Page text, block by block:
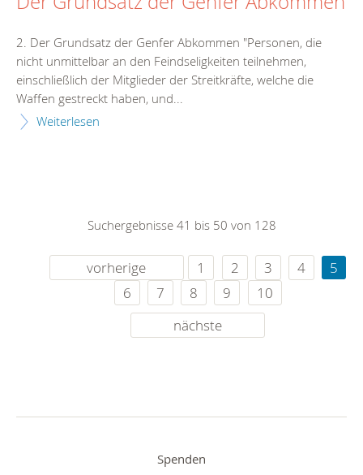
2. Der Grundsatz der Genfer Abkommen "Personen, die
nicht unmittelbar an den Feindseligkeiten teilnehmen,
einschließlich der Mitglieder der Streitkräfte, welche die
Waffen gestreckt haben, und...
Weiterlesen
Suchergebnisse 41 bis 50 von 128
vorherige 1 2 3 4
5
6
7 8 9
10
nächste
Spenden